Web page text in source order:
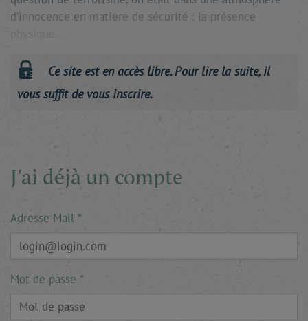
d’innocence en matière de sécurité : la présence
Ce site est en accès libre. Pour lire la suite, il
vous suffit de vous inscrire.
J'ai déjà un compte
Adresse Mail
Mot de passe